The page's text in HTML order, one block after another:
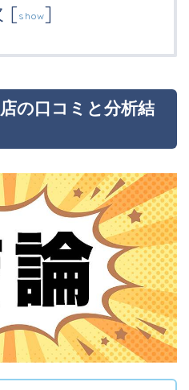
[show]
の口コミと分析結